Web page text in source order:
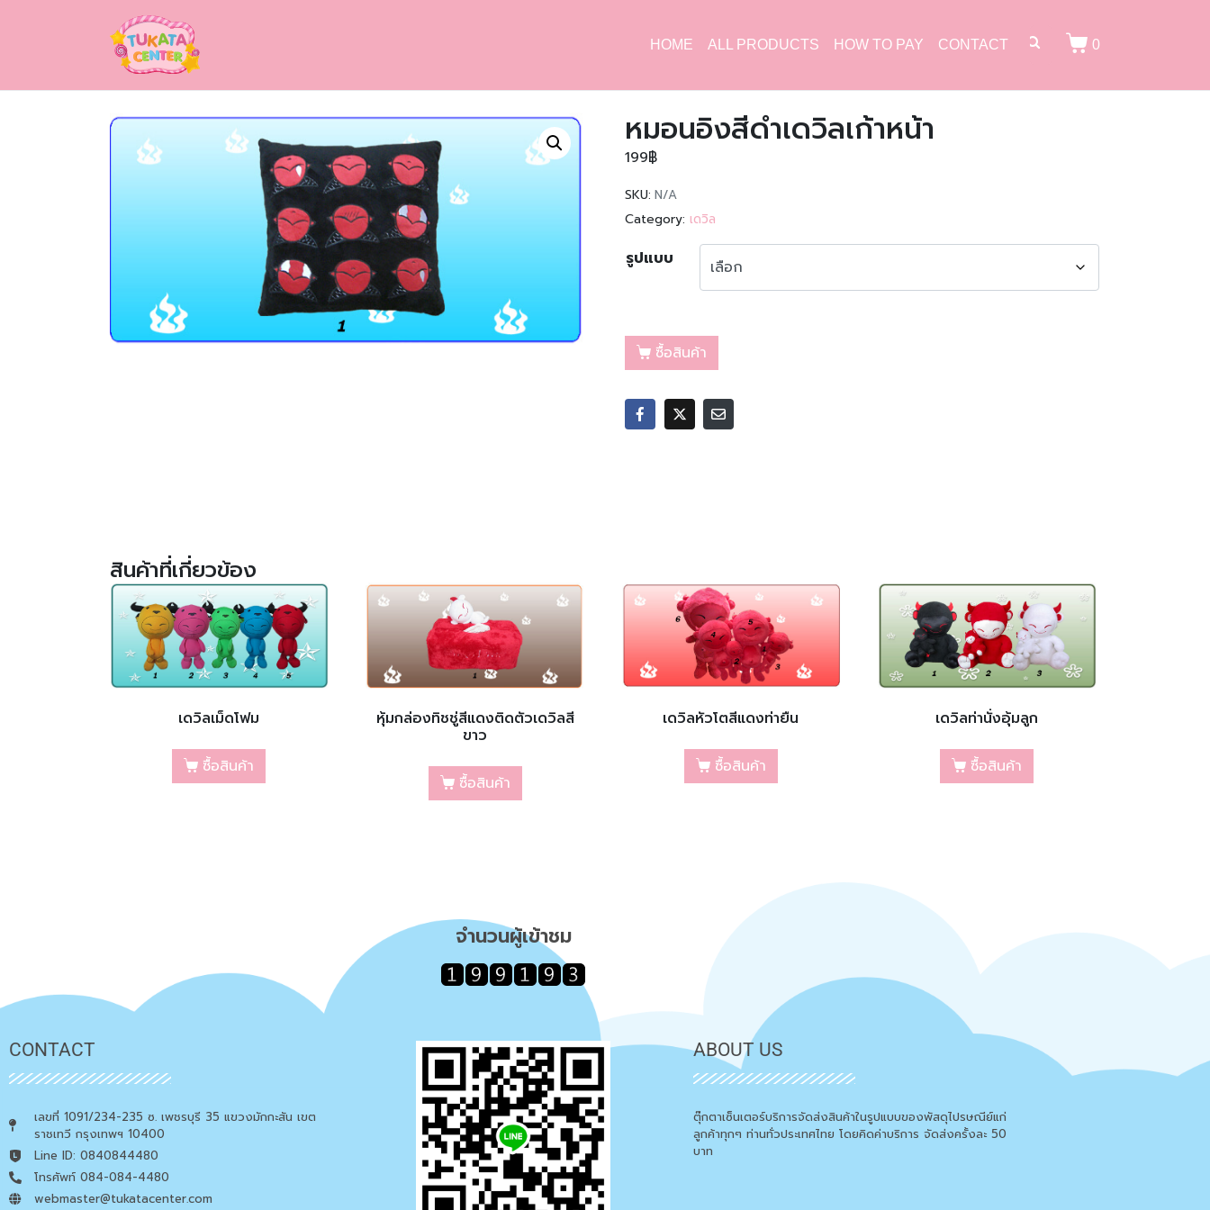
HOME ALL PRODUCTS HOW TO PAY CONTACT 0
หมอนอิงสีดำเดวิลเก้าหน้า
199฿
SKU: N/A
Category: เดวิล
รูปแบบ
ซื้อสินค้า
สินค้าที่เกี่ยวข้อง
เดวิลเม็ดโฟม
ซื้อสินค้า
หุ้มกล่องทิชชู่สีแดงติดตัวเดวิลสี
ขาว
ซื้อสินค้า
เดวิลหัวโตสีแดงท่ายืน
ซื้อสินค้า
เดวิลท่านั่งอุ้มลูก
ซื้อสินค้า
จำนวนผู้เข้าชม
CONTACT
เลขที่ 1091/234-235 ซ. เพชรบุรี 35 แขวงมักกะสัน เขต
ราชเทวี กรุงเทพฯ 10400
Line ID: 0840844480
โทรศัพท์ 084-084-4480
webmaster@tukatacenter.com
ABOUT US
ตุ๊กตาเซ็นเตอร์บริการจัดส่งสินค้าในรูปแบบของพัสดุไปรษณีย์แก่
ลูกค้าทุกๆ ท่านทั่วประเทศไทย โดยคิดค่าบริการ จัดส่งครั้งละ 50
บาท